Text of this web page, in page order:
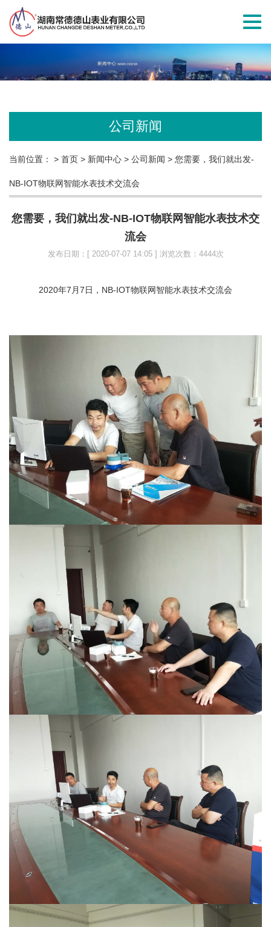
切
导
公司新闻
当前位置： > 首页 > 新闻中心 > 公司新闻 > 您需要，我们就出发-
NB-IOT物联网智能水表技术交流会
您需要，我们就出发-NB-IOT物联网智能水表技术交
流会
发布日期：[ 2020-07-07 14:05 ] 浏览次数：4444次
2020年7月7日，NB-IOT物联网智能水表技术交流会